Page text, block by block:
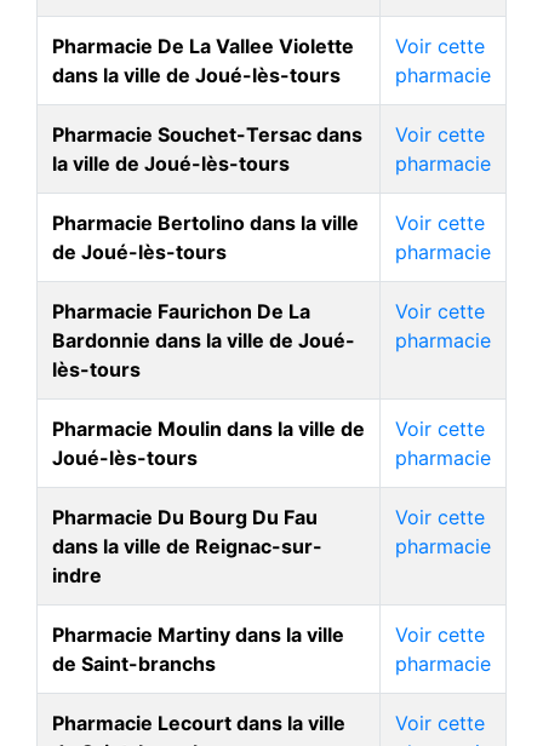
Pharmacie De La Vallee Violette
dans la ville de Joué-lès-tours
Voir cette
pharmacie
Pharmacie Souchet-Tersac dans
la ville de Joué-lès-tours
Voir cette
pharmacie
Pharmacie Bertolino dans la ville
de Joué-lès-tours
Voir cette
pharmacie
Pharmacie Faurichon De La
Bardonnie dans la ville de Joué-
lès-tours
Voir cette
pharmacie
Pharmacie Moulin dans la ville de
Joué-lès-tours
Voir cette
pharmacie
Pharmacie Du Bourg Du Fau
dans la ville de Reignac-sur-
indre
Voir cette
pharmacie
Pharmacie Martiny dans la ville
de Saint-branchs
Voir cette
pharmacie
Pharmacie Lecourt dans la ville
Voir cette